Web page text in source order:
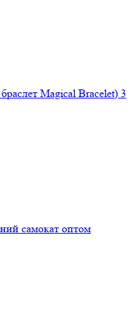
Magical Bracelet) 3
самокат оптом